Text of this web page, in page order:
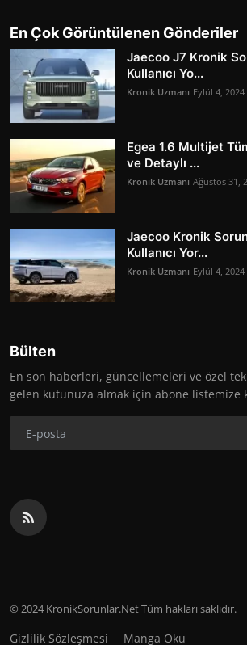
En Çok Görüntülenen Gönderiler
Jaecoo J7 Kronik
Kullanıcı Yo...
Kronik Uzmanı Eylül 4, 2024
Egea 1.6 Multijet
ve Detaylı ...
Kronik Uzmanı Ağustos 31,
Jaecoo Kronik
Kullanıcı Yor...
Kronik Uzmanı Eylül 4, 2024
Bülten
En son haberleri, güncellemeleri ve özel
gelen kutunuza almak için abone listemize
© 2024 KronikSorunlar.Net Tüm hakları saklıdır.
Gizlilik Sözleşmesi Manga Oku